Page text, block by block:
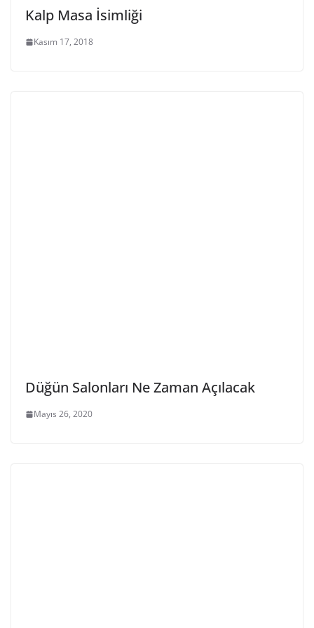
Kalp Masa İsimliği
Kasım 17, 2018
Düğün Salonları Ne Zaman Açılacak
Mayıs 26, 2020